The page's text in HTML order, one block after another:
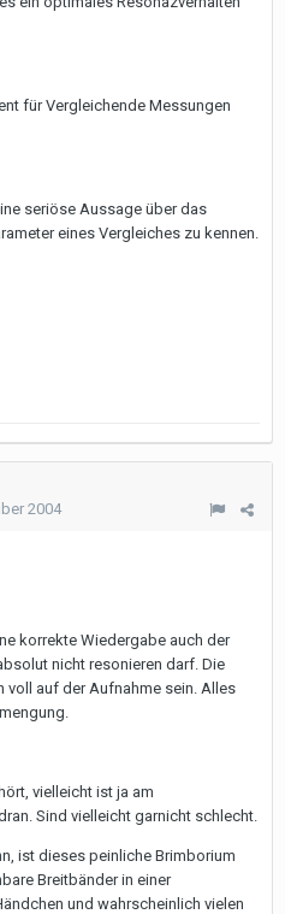
für Vergleichende Messungen
seriöse Aussage über das
eines Vergleiches zu kennen.
2004
korrekte Wiedergabe auch der
nicht resonieren darf. Die
auf der Aufnahme sein. Alles
vielleicht ist ja am
Sind vielleicht garnicht schlecht.
ist dieses peinliche Brimborium
Breitbänder in einer
und wahrscheinlich vielen